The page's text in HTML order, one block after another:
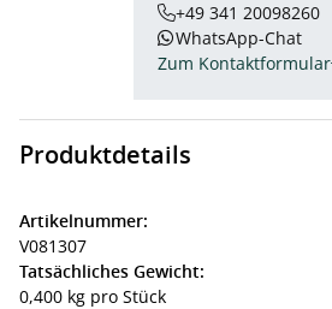
+49 341 20098260
WhatsApp-Chat
Zum Kontaktformular
Produktdetails
Artikelnummer:
V081307
Tatsächliches Gewicht:
0,400 kg pro Stück